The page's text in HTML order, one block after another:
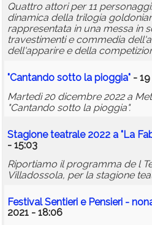
Quattro attori per 11
dinamica della trilogia
rappresentata in una messa in
travestimenti e commedia
dell'apparire e della
"Cantando sotto la pioggia" -
Martedì 20 dicembre 2022 a
"Cantando sotto la pioggia".
Stagione teatrale 2022 a "La
- 15:03
Riportiamo il programma de l
Villadossola, per la stagione
Festival Sentieri e Pensieri -
2021 - 18:06